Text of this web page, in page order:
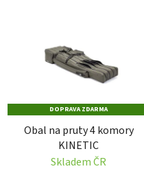
k
t
r
DOPRAVA ZDARMA
Obal na pruty 4 komory
KINETIC
Skladem ČR